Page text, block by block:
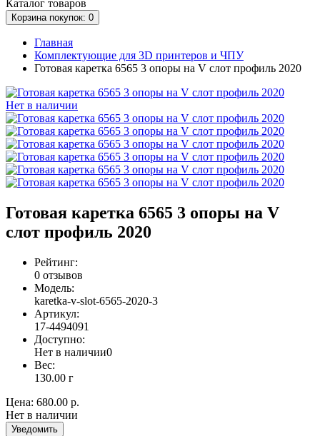
Каталог товаров
Корзинапокупок: 0
Главная
Комплектующие для 3D принтеров и ЧПУ
Готовая каретка 6565 3 опоры на V слот профиль 2020
Нет в наличии
Готовая каретка 6565 3 опоры на V
слот профиль 2020
Рейтинг:
0 отзывов
Модель:
karetka-v-slot-6565-2020-3
Артикул:
17-4494091
Доступно:
Нет в наличии0
Вес:
130.00 г
Цена: 680.00 р.
Нет в наличии
Уведомить